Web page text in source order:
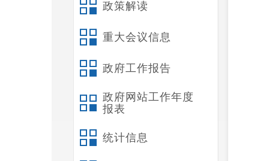
政策解读
重大会议信息
政府工作报告
政府网站工作年度
报表
统计信息